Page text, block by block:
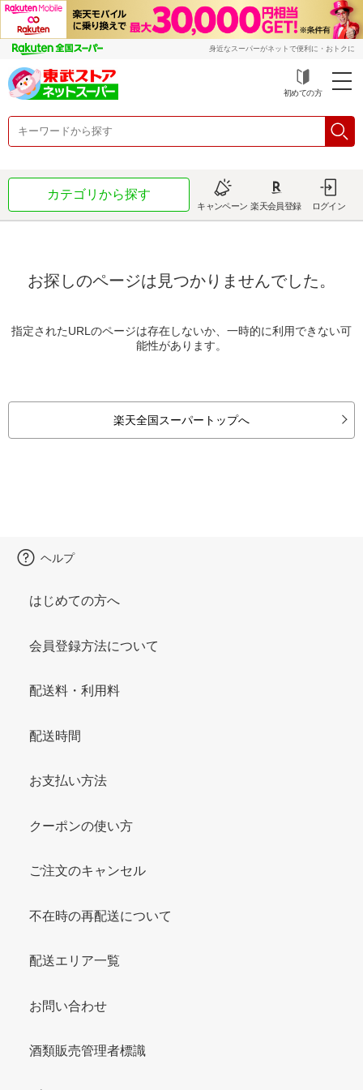
身近なスーパーがネットで便利に・おトクに
初めての方
カテゴリから探す
キャンペーン 楽天会員登録 ログイン
お探しのページは見つかりませんでした。
指定されたURLのページは存在しないか、一時的に利用できない可
能性があります。
楽天全国スーパートップへ
ヘルプ
はじめての方へ
会員登録方法について
配送料・利用料
配送時間
お支払い方法
クーポンの使い方
ご注文のキャンセル
不在時の再配送について
配送エリア一覧
お問い合わせ
酒類販売管理者標識